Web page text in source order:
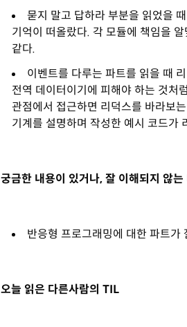
묻지 말고 답하라 부분을 읽었을
기억이 떠올랐다. 각 모듈에 책임을
같다.
이벤트를 다루는 파트를 읽을 때
전역 데이터이기에 피해야 하는 것처
관점에서 접근하면 리덕스를 바라보
기계를 설명하며 작성한 예시 코드가
궁금한 내용이 있거나, 잘 이해되지 않
반응형 프로그래밍에 대한 파트
오늘 읽은 다른사람의 TIL